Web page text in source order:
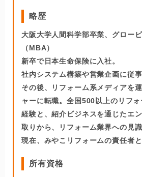
略歴
大阪大学人間科学部卒業、グロー
（MBA）
新卒で日本生命保険に入社。
社内システム構築や営業企画に従事
その後、リフォーム系メディアを
ャーに転職。全国500以上のリフ
経験と、紹介ビジネスを通じたエ
取りから、リフォーム業界への見識
現在、みやこリフォームの責任者と
所有資格